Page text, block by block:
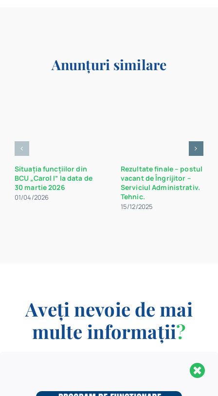
Anunțuri similare
Situația funcțiilor din
BCU „Carol I” la data de
30 martie 2026
01/04/2026
Rezultate finale – postul
vacant de Îngrijitor –
Serviciul Administrativ.
Tehnic.
15/12/2025
Aveți nevoie de mai
multe informații?